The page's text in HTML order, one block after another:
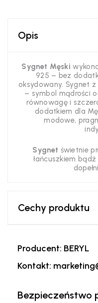
Opis
Sygnet Męski
925 – bez
oksydowany. Sygnet
– symbol mądrości
równowagę i
dodatkiem dla
modowe,
Sygnet świetnie
łańcuszkiem
Cechy produktu
Producent: BERYL
Kontakt:
Bezpieczeństwo